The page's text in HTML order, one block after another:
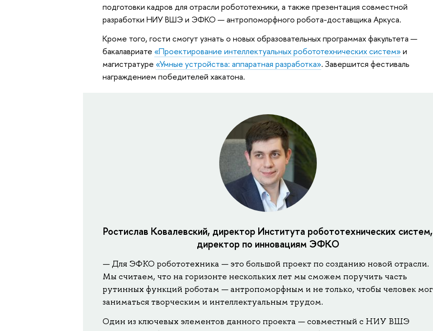
подготовки кадров для отрасли робототехники, а также презентация совместной
разработки НИУ ВШЭ и ЭФКО — антропоморфного робота-доставщика Аркуса.
Кроме того, гости смогут узнать о новых образовательных программах факультета —
бакалавриате «Проектирование интеллектуальных робототехнических систем»и
магистратуре «Умные устройства: аппаратная разработка». Завершится фестиваль
награждением победителей хакатона.
Ростислав Ковалевский, директор Института робототехнических систем,
директор по инновациям ЭФКО
— Для ЭФКО робототехника — это большой проект по созданию новой отрасли.
Мы считаем, что на горизонте нескольких лет мы сможем поручить часть
рутинных функций роботам — антропоморфным и не только, чтобы человек мог
заниматься творческим и интеллектуальным трудом.
Один из ключевых элементов данного проекта — совместный с НИУ ВШЭ